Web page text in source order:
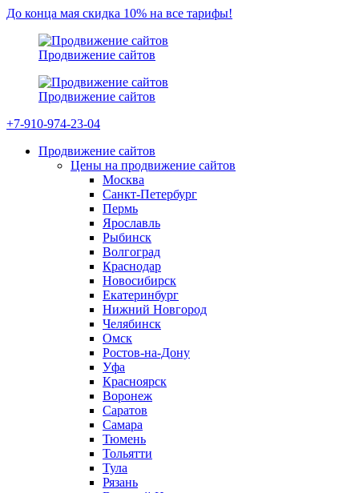
До конца мая скидка 10% на все тарифы!
Продвижение сайтов
Продвижение сайтов
+7-910-974-23-04
Продвижение сайтов
Цены на продвижение сайтов
Москва
Санкт-Петербург
Пермь
Ярославль
Рыбинск
Волгоград
Краснодар
Новосибирск
Екатеринбург
Нижний Новгород
Челябинск
Омск
Ростов-на-Дону
Уфа
Красноярск
Воронеж
Саратов
Самара
Тюмень
Тольятти
Тула
Рязань